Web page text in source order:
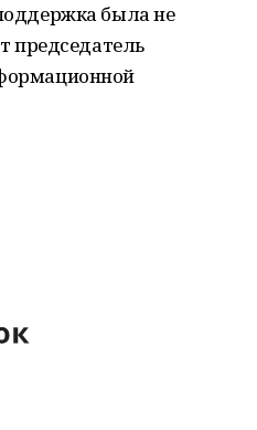
была не
председатель